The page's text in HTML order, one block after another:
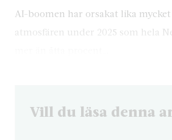
AI-boomen har orsakat lika
atmosfären under 2025 som hela
Vill du läsa denna